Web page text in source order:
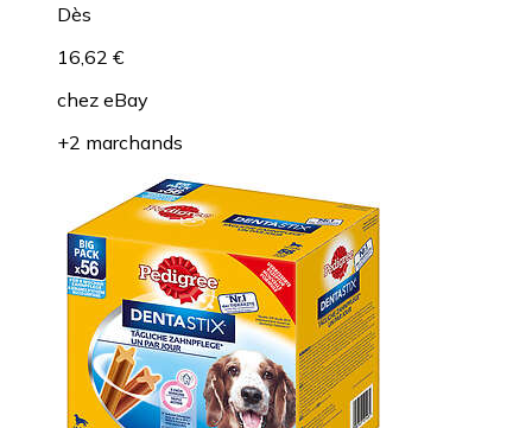
Dès
16,62 €
chez eBay
+2 marchands